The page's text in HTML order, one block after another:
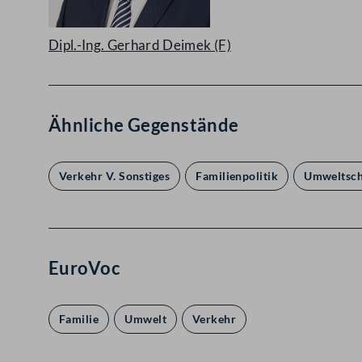
Dipl.-Ing. Gerhard Deimek (F)
Ähnliche Gegenstände
Verkehr V. Sonstiges Familienpolitik
EuroVoc
Familie Umwelt Verkehr